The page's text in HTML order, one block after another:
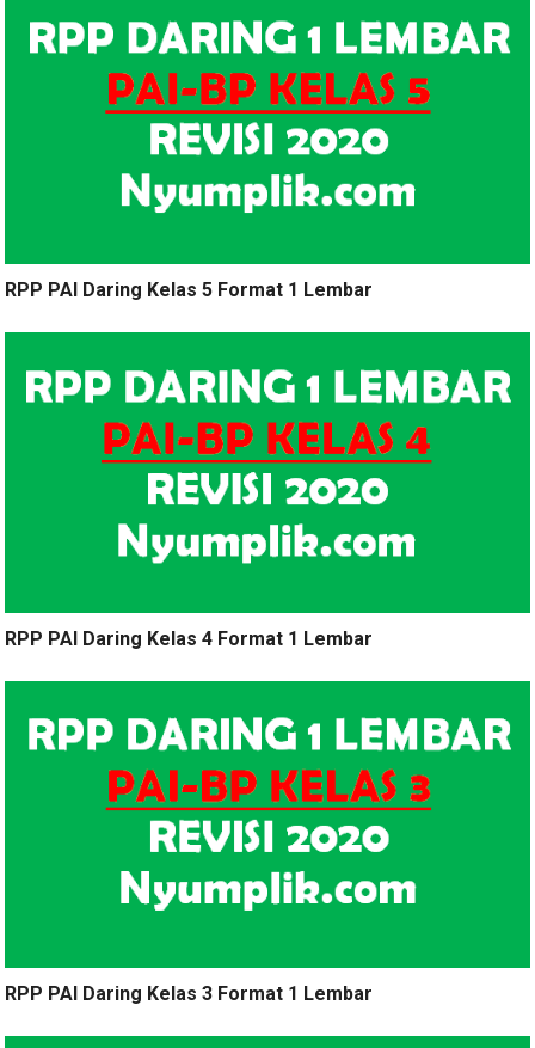
RPP PAI Daring Kelas 5 Format 1 Lembar
RPP PAI Daring Kelas 4 Format 1 Lembar
RPP PAI Daring Kelas 3 Format 1 Lembar